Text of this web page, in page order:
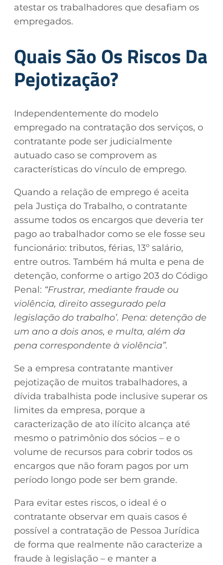
atestar os trabalhadores que desafiam os
empregados.
Quais São Os Riscos Da
Pejotização?
Independentemente do modelo
empregado na contratação dos serviços, o
contratante pode ser judicialmente
autuado caso se comprovem as
características do vínculo de emprego.
Quando a relação de emprego é aceita
pela Justiça do Trabalho, o contratante
assume todos os encargos que deveria ter
pago ao trabalhador como se ele fosse seu
funcionário: tributos, férias, 13º salário,
entre outros. Também há multa e pena de
detenção, conforme o artigo 203 do Código
Penal: “Frustrar, mediante fraude ou
violência, direito assegurado pela
legislação do trabalho’. Pena: detenção de
um ano a dois anos, e multa, além da
pena correspondente à violência”.
Se a empresa contratante mantiver
pejotização de muitos trabalhadores, a
dívida trabalhista pode inclusive superar os
limites da empresa, porque a
caracterização de ato ilícito alcança até
mesmo o patrimônio dos sócios – e o
volume de recursos para cobrir todos os
encargos que não foram pagos por um
período longo pode ser bem grande.
Para evitar estes riscos, o ideal é o
contratante observar em quais casos é
possível a contratação de Pessoa Jurídica
de forma que realmente não caracterize a
fraude à legislação – e manter a